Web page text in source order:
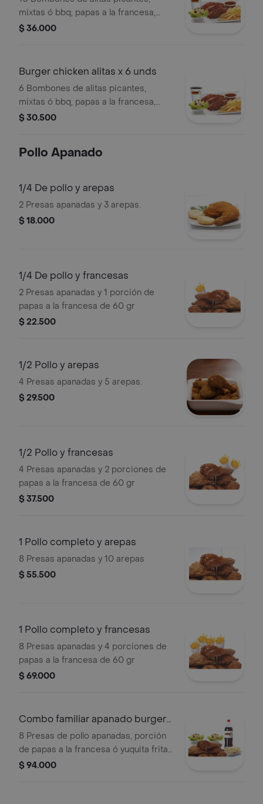
mixtas ó bbq, papas a la francesa,
ensalada a tu gusto y gaseosa de tu
$ 36.000
Burger chicken alitas x 6 unds
6 Bombones de alitas picantes,
mixtas ó bbq, papas a la francesa,
ensalada a tu gusto y gaseosa de tu
$ 30.500
Pollo Apanado
1/4 De pollo y arepas
2 Presas apanadas y 3 arepas.
$ 18.000
1/4 De pollo y francesas
2 Presas apanadas y 1 porción de
papas a la francesa de 60 gr
$ 22.500
1/2 Pollo y arepas
4 Presas apanadas y 5 arepas.
$ 29.500
1/2 Pollo y francesas
4 Presas apanadas y 2 porciones de
papas a la francesa de 60 gr
$ 37.500
1 Pollo completo y arepas
8 Presas apanadas y 10 arepas
$ 55.500
1 Pollo completo y francesas
8 Presas apanadas y 4 porciones de
papas a la francesa de 60 gr
$ 69.000
Combo familiar apanado burger
chicken
8 Presas de pollo apanadas, porción
de papas a la francesa ó yuquita frita,
2 ensaladas de tu gusto y gaseosa de
$ 94.000